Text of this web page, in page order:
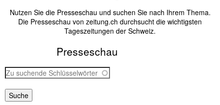
Nutzen Sie die Presseschau und suchen Sie nach Ihrem Thema.
Die Presseschau von zeitung.ch durchsucht die wichtigsten
Tageszeitungen der Schweiz.
Presseschau
Z
u
s
u